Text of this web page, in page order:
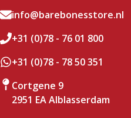
info@barebonesstore.nl
+31 (0)78 - 76 01 800
+31 (0)78 - 78 50 351
Cortgene 9
2951 EA Alblasserdam